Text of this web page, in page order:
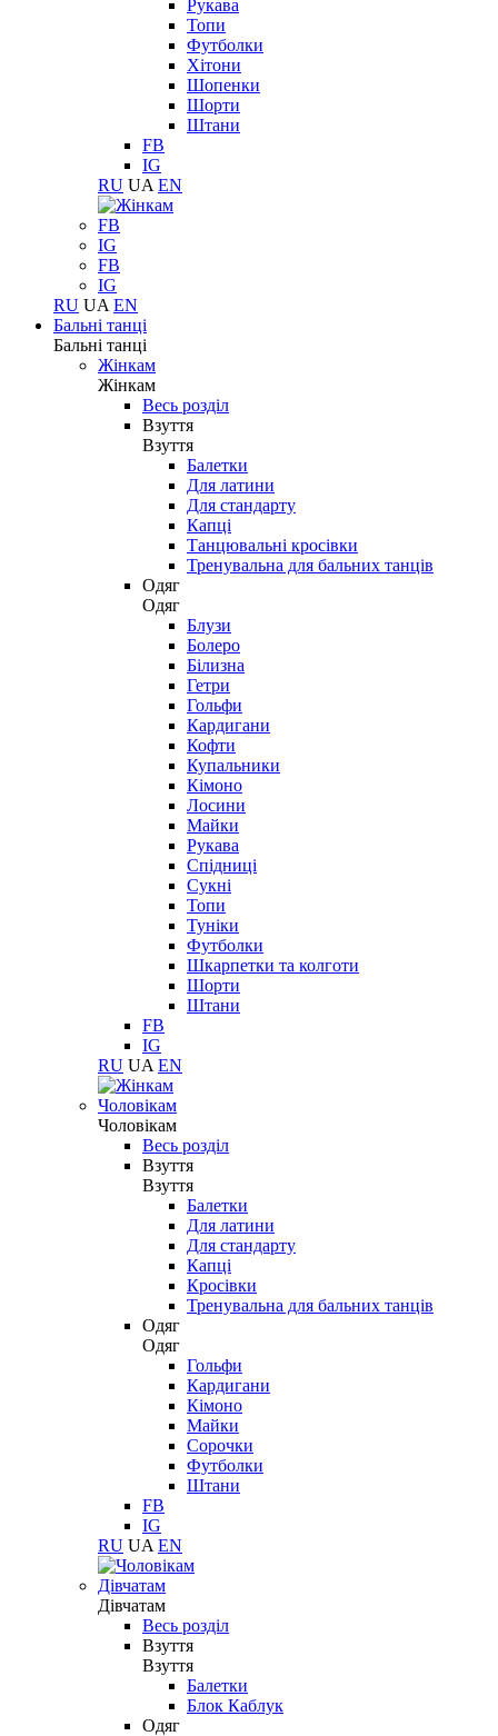
Рукава
Топи
Футболки
Хітони
Шопенки
Шорти
Штани
FB
IG
RU UA EN
FB
IG
FB
IG
RU UA EN
Бальні танці
Бальні танці
Жінкам
Жінкам
Весь розділ
Взуття
Взуття
Балетки
Для латини
Для стандарту
Капці
Танцювальні кросівки
Тренувальна для бальних танців
Одяг
Одяг
Блузи
Болеро
Білизна
Гетри
Гольфи
Кардигани
Кофти
Купальники
Кімоно
Лосини
Майки
Рукава
Спідниці
Сукні
Топи
Туніки
Футболки
Шкарпетки та колготи
Шорти
Штани
FB
IG
RU UA EN
Чоловікам
Чоловікам
Весь розділ
Взуття
Взуття
Балетки
Для латини
Для стандарту
Капці
Кросівки
Тренувальна для бальних танців
Одяг
Одяг
Гольфи
Кардигани
Кімоно
Майки
Сорочки
Футболки
Штани
FB
IG
RU UA EN
Дівчатам
Дівчатам
Весь розділ
Взуття
Взуття
Балетки
Блок Каблук
Одяг